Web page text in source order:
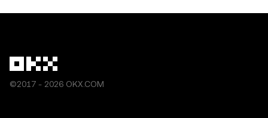
©2017 - 2026 OKX.COM